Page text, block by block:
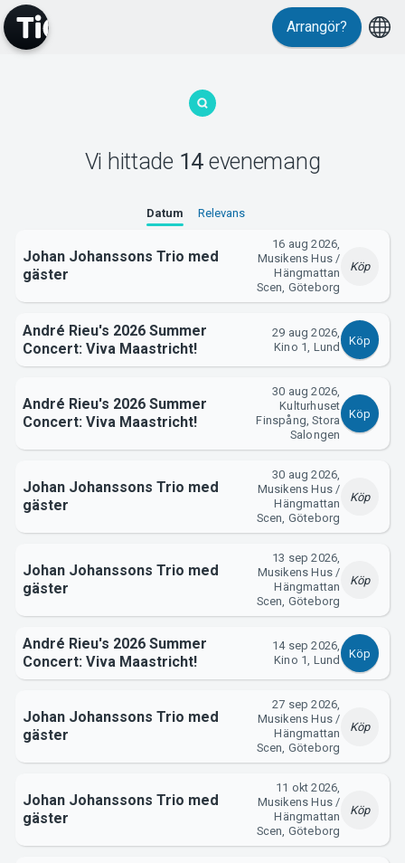
Evenemang
MyTickster
Support
Om Tickster
Arrangör?
Vi hittade 14 evenemang
Datum Relevans
Johan Johanssons Trio med
gäster
16 aug 2026,
Musikens Hus /
Hängmattan
Scen, Göteborg
Köp
André Rieu's 2026 Summer
Concert: Viva Maastricht!
29 aug 2026,
Kino 1, Lund
Köp
André Rieu's 2026 Summer
Concert: Viva Maastricht!
30 aug 2026,
Kulturhuset
Finspång, Stora
Salongen
Köp
Johan Johanssons Trio med
gäster
30 aug 2026,
Musikens Hus /
Hängmattan
Scen, Göteborg
Köp
Johan Johanssons Trio med
gäster
13 sep 2026,
Musikens Hus /
Hängmattan
Scen, Göteborg
Köp
André Rieu's 2026 Summer
Concert: Viva Maastricht!
14 sep 2026,
Kino 1, Lund
Köp
Johan Johanssons Trio med
gäster
27 sep 2026,
Musikens Hus /
Hängmattan
Scen, Göteborg
Köp
Johan Johanssons Trio med
gäster
11 okt 2026,
Musikens Hus /
Hängmattan
Scen, Göteborg
Köp